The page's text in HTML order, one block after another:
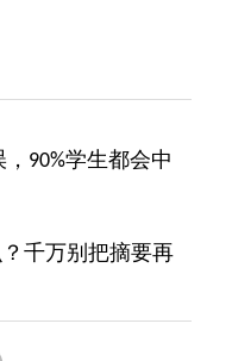
90%学生都会中
千万别把摘要再